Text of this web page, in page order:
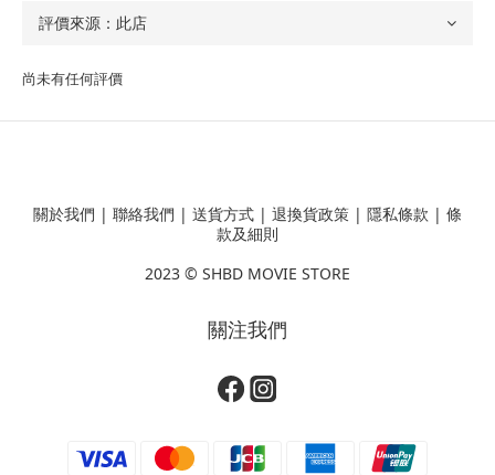
尚未有任何評價
關於我們 | 聯絡我們 | 送貨方式 | 退換貨政策 | 隱私條款 | 條
款及細則
2023 © SHBD MOVIE STORE
關注我們